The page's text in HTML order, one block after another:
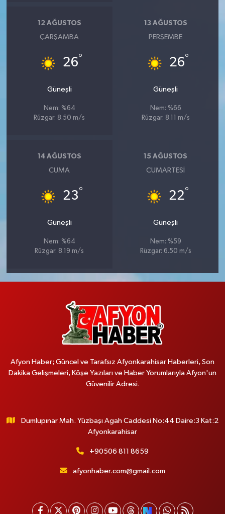
12 AĞUSTOS
ÇARŞAMBA
26°
Güneşli
Nem: %64
Rüzgar: 8.50 m/s
13 AĞUSTOS
PERŞEMBE
26°
Güneşli
Nem: %66
Rüzgar: 8.11 m/s
14 AĞUSTOS
CUMA
23°
Güneşli
Nem: %64
Rüzgar: 8.19 m/s
15 AĞUSTOS
CUMARTESI
22°
Güneşli
Nem: %59
Rüzgar: 6.50 m/s
Afyon Haber; Güncel ve Tarafsız Afyonkarahisar Haberleri, Son
Dakika Gelişmeleri, Köşe Yazıları ve Haber Yorumlarıyla Afyon'un
Güvenilir Adresi.
Dumlupınar Mah. Yüzbaşı Agah Caddesi No:44 Daire:3 Kat:2
Afyonkarahisar
+90506 811 8659
afyonhaber.com@gmail.com